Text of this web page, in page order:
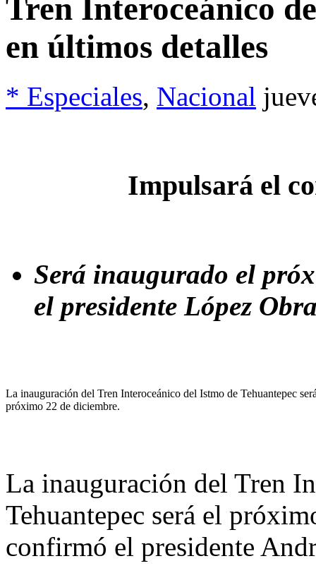
Tren Interoceánico
en últimos detalles
* Especiales, Nacional
Impulsará el
Será inaugurado el
el presidente López
La inauguración del Tren Interoceánico del Istmo de Tehuantepec
próximo 22 de diciembre.
La inauguración del Tren
Tehuantepec será el
confirmó el presidente